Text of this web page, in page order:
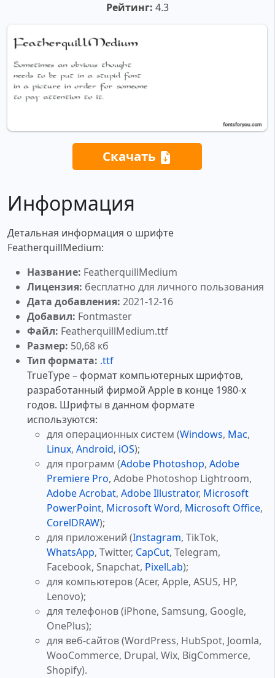
Рейтинг: 4.3
Скачать
Информация
Детальная информация о шрифте
FeatherquillMedium:
Название: FeatherquillMedium
Лицензия: бесплатно для личного пользования
Дата добавления: 2021-12-16
Добавил: Fontmaster
Файл: FeatherquillMedium.ttf
Размер: 50,68 кб
Тип формата: .ttf
TrueType – формат компьютерных шрифтов,
разработанный фирмой Apple в конце 1980-х
годов. Шрифты в данном формате
используются:
для операционных систем (Windows, Mac,
Linux, Android, iOS);
для программ (Adobe Photoshop, Adobe
Premiere Pro, Adobe Photoshop Lightroom,
Adobe Acrobat, Adobe Illustrator, Microsoft
PowerPoint, Microsoft Word, Microsoft Office,
CorelDRAW);
для приложений (Instagram, TikTok,
WhatsApp, Twitter, CapCut, Telegram,
Facebook, Snapchat, PixelLab);
для компьютеров (Acer, Apple, ASUS, HP,
Lenovo);
для телефонов (iPhone, Samsung, Google,
OnePlus);
для веб-сайтов (WordPress, HubSpot, Joomla,
WooCommerce, Drupal, Wix, BigCommerce,
Shopify).